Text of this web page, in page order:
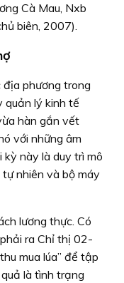
Cà Mau, Nxb
biên, 2007).
địa phương trong
quản lý kinh tế
hàn gắn vết
với những âm
kỳ này là duy trì mô
nhiên và bộ máy
lương thực. Có
ra Chỉ thị 02-
mua lúa” để tập
là tình trạng